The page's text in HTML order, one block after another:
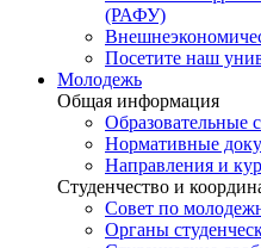
(РАФУ)
Посетите наш
Молодежь
Общая информация
Образовательные
Нормативные
Направления и
Студенчество и
Совет по
Органы